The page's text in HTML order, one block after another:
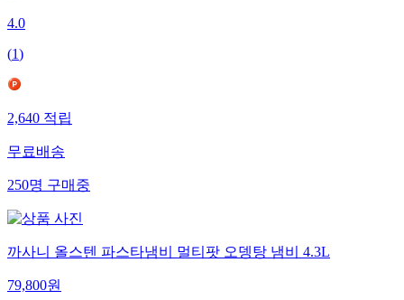
4.0
(1)
2,640적립
무료배송
250명구매중
까사니 올스텐 파스타냄비 멀티팟 오뎅탕 냄비 4.3L
79,800원